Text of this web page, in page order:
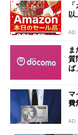
AD
質
ば
マ
費
AD